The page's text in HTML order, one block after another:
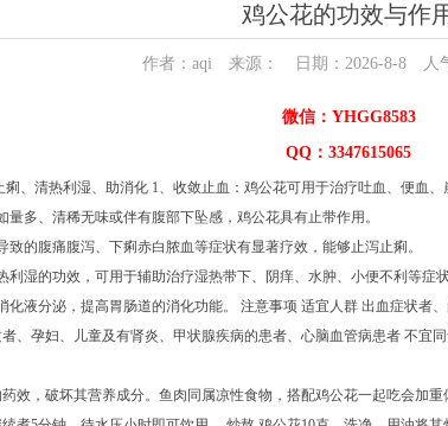
鸡公花的功效与作
作者：aqi 来源： 日期：2026-8-8 人
微信：YHGG8583
QQ：3347615065
、清热利湿、助消化 1、收敛止血：鸡公花可用于治疗吐血、便血、
多、清稀无味或伴有腹部下坠感，鸡公花具有止带作用。
致的腹痛腹泻、下痢赤白脓血等症状有显著疗效，能够止泻止痢。
利湿的功效，可用于辅助治疗湿热带下、阴痒、水肿、小便不利等症状
化液分泌，提高胃肠道的消化功能。 注意事项 适宜人群 出血症状者
、孕妇、儿童及有肾炎、甲状腺疾病的患者、心脑血管病患者 不宜
效，破坏其营养成分。鱼肉同属凉性食物，搭配鸡公花一起吃会加